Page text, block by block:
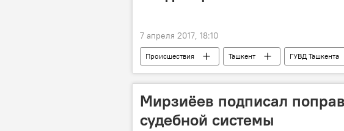
7 апреля 2017, 18:10
Происшествия Ташкент ГУВД Ташкента
Мирзиёев подписал
судебной системы